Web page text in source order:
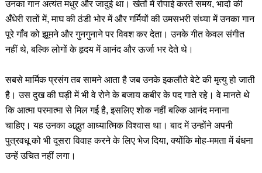
उनका गान अत्यंत मधुर और जादुई था। खेतों में रोपाई करते समय, भादो की
अँधेरी रातों में, माघ की ठंडी भोर में और गर्मियों की उमसभरी संध्या में उनका गान
पूरे गाँव को झूमने और गुनगुनाने पर विवश कर देता। उनके गीत केवल संगीत
नहीं थे, बल्कि लोगों के हृदय में आनंद और ऊर्जा भर देते थे।
सबसे मार्मिक प्रसंग तब सामने आता है जब उनके इकलौते बेटे की मृत्यु हो जाती
है। उस दुख की घड़ी में भी वे रोने के बजाय कबीर के पद गाते रहे। वे मानते थे
कि आत्मा परमात्मा से मिल गई है, इसलिए शोक नहीं बल्कि आनंद मनाना
चाहिए। यह उनका अद्भुत आध्यात्मिक विश्वास था। बाद में उन्होंने अपनी
पुत्रवधू को भी दूसरा विवाह करने के लिए भेज दिया, क्योंकि मोह-ममता में बंधना
उन्हें उचित नहीं लगा।